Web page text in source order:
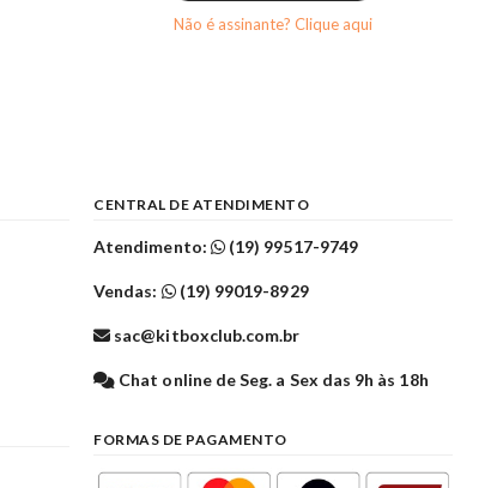
Não é assinante? Clique aqui
CENTRAL DE ATENDIMENTO
Atendimento: (19) 99517-9749
Vendas: (19) 99019-8929
sac@kitboxclub.com.br
Chat online de Seg. a Sex das 9h às 18h
FORMAS DE PAGAMENTO